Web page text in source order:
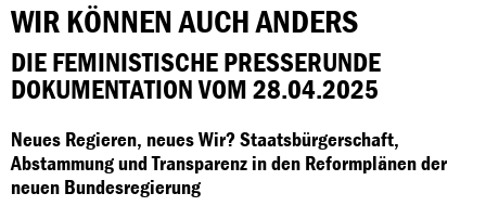
WIR KÖNNEN AUCH ANDERS
DIE FEMINISTISCHE PRESSERUNDE
DOKUMENTATION VOM 28.04.2025
Neues Regieren, neues Wir? Staatsbürgerschaft,
Abstammung und Transparenz in den Reformplänen der
neuen Bundesregierung